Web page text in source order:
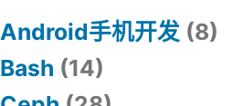
Android手机开发 (8)
Bash (14)